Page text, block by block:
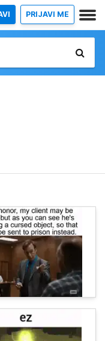
PRIJAVI ME